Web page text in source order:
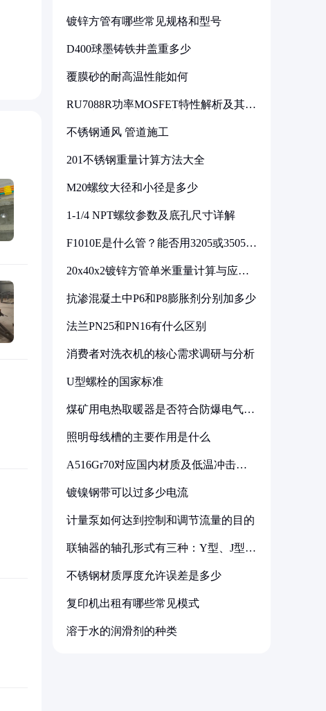
镀锌方管有哪些常见规格和型号
D400球墨铸铁井盖重多少
覆膜砂的耐高温性能如何
RU7088R功率MOSFET特性解析及其在
不锈钢通风 管道施工
201不锈钢重量计算方法大全
M20螺纹大径和小径是多少
1-1/4 NPT螺纹参数及底孔尺寸详解
F1010E是什么管？能否用3205或3505代
20x40x2镀锌方管单米重量计算与应用
抗渗混凝土中P6和P8膨胀剂分别加多少
法兰PN25和PN16有什么区别
消费者对洗衣机的核心需求调研与分析
U型螺栓的国家标准
煤矿用电热取暖器是否符合防爆电气设
照明母线槽的主要作用是什么
A516Gr70对应国内材质及低温冲击要
镀镍钢带可以过多少电流
计量泵如何达到控制和调节流量的目的
联轴器的轴孔形式有三种：Y型、J型、
不锈钢材质厚度允许误差是多少
复印机出租有哪些常见模式
溶于水的润滑剂的种类